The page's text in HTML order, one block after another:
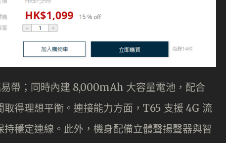
帶；同時內建 8,000mAh 大容量電池，配合
得理想平衡。連接能力方面，T65 支援 4G 流
穩定連線。此外，機身配備立體聲揚聲器與智